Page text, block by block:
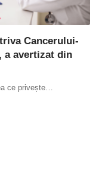
Cancerului-
a avertizat din
ce privește